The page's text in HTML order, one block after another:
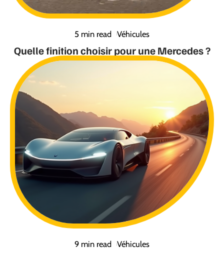
5 min read Véhicules
Quelle finition choisir pour une Mercedes ?
9 min read Véhicules